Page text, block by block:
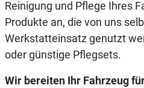
Reinigung und Pflege Ihres
Produkte an, die von uns
Werkstatteinsatz genutzt
oder günstige Pflegsets.
Wir bereiten Ihr Fahrzeug